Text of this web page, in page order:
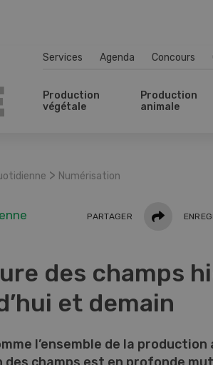
Services Agenda Concours
Production
végétale
Production
animale
> Numérisation
PARTAGER Partager
des champs
et demain
l’ensemble de la production